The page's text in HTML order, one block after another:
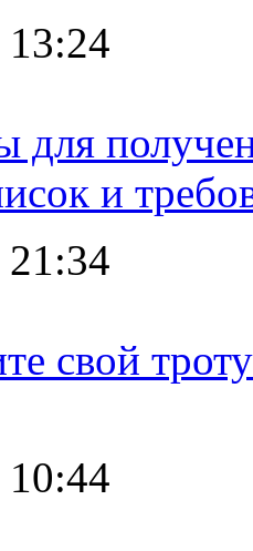
для
и
свой
10:44